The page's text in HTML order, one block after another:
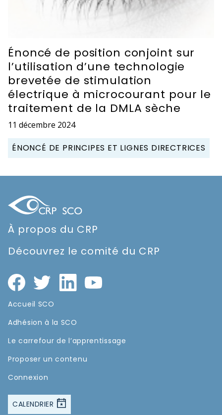
Énoncé de position conjoint sur
l’utilisation d’une technologie
brevetée de stimulation
électrique à microcourant pour le
traitement de la DMLA sèche
11 décembre 2024
ÉNONCÉ DE PRINCIPES ET LIGNES DIRECTRICES
À propos du CRP
Découvrez le comité du CRP
Accueil SCO
Adhésion à la SCO
Le carrefour de l’apprentissage
Proposer un contenu
Connexion
CALENDRIER